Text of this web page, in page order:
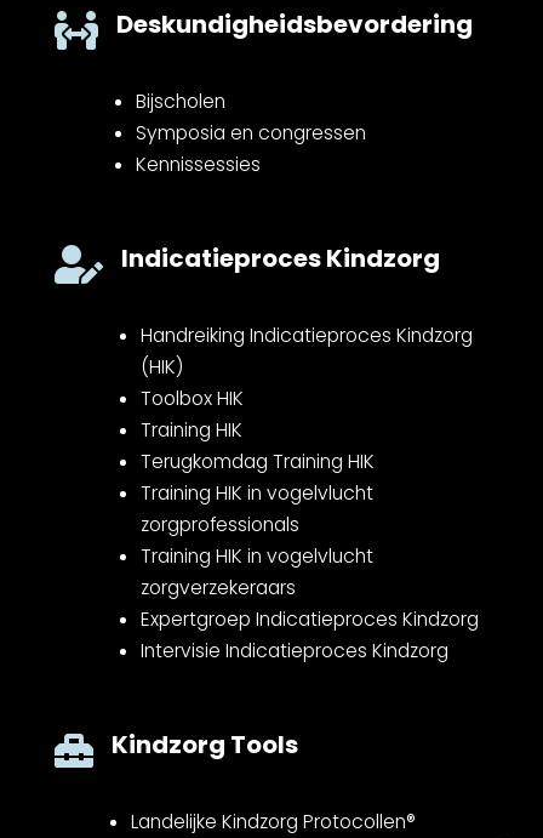
 Deskundigheidsbevordering
Bijscholen
Symposia en congressen
Kennissessies
 Indicatieproces Kindzorg
Handreiking Indicatieproces Kindzorg
(HIK)
Toolbox HIK
Training HIK
Terugkomdag Training HIK
Training HIK in vogelvlucht
zorgprofessionals
Training HIK in vogelvlucht
zorgverzekeraars
Expertgroep Indicatieproces Kindzorg
Intervisie Indicatieproces Kindzorg
 Kindzorg Tools
Landelijke Kindzorg Protocollen®